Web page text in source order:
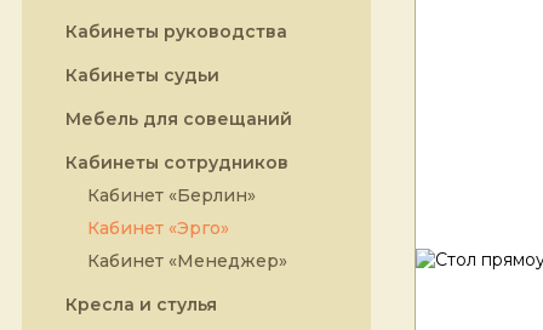
Кабинеты руководства
Кабинеты судьи
Мебель для совещаний
Кабинеты сотрудников
Кабинет «Берлин»
Кабинет «Эрго»
Кабинет «Менеджер»
Кресла и стулья